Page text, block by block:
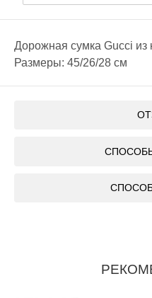
Дорожная сумка Gucci из
Размеры: 45/26/28 см